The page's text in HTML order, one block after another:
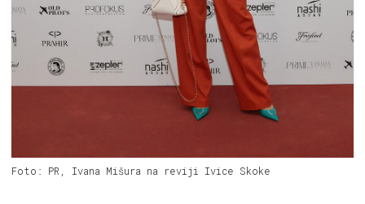
Foto: PR, Ivana Mišura na reviji Ivice Skoke